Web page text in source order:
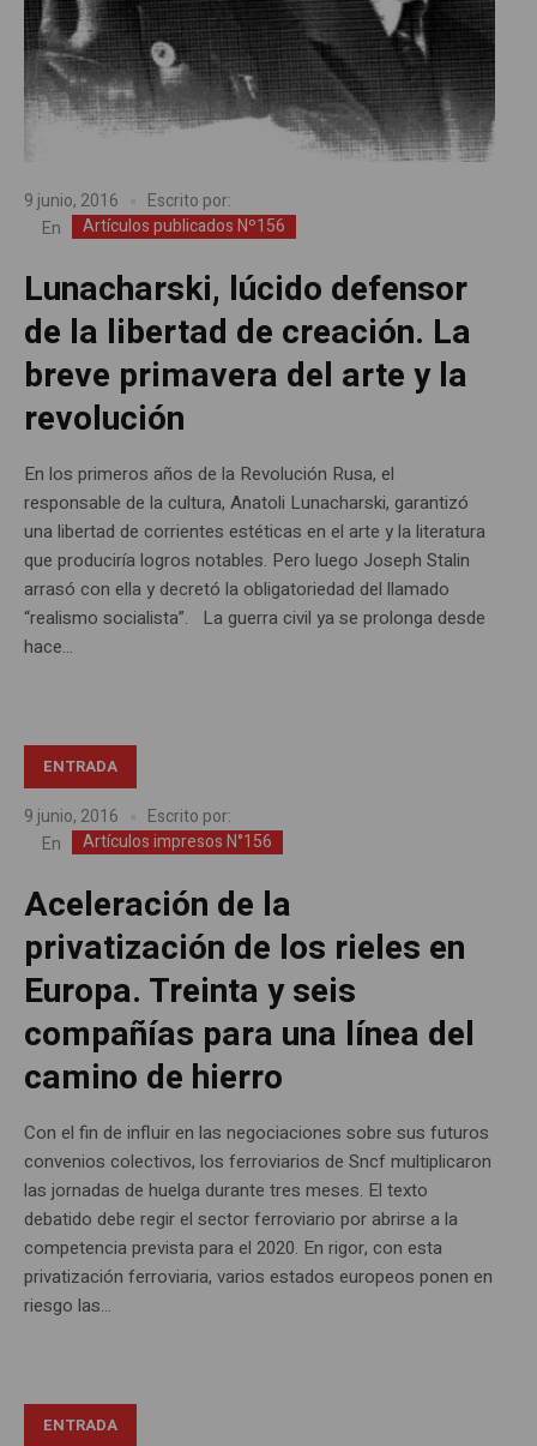
9 junio, 2016
Escrito por:
En
Artículos publicados Nº156
Lunacharski, lúcido defensor
de la libertad de creación. La
breve primavera del arte y la
revolución
En los primeros años de la Revolución Rusa, el
responsable de la cultura, Anatoli Lunacharski, garantizó
una libertad de corrientes estéticas en el arte y la literatura
que produciría logros notables. Pero luego Joseph Stalin
arrasó con ella y decretó la obligatoriedad del llamado
“realismo socialista”. La guerra civil ya se prolonga desde
hace...
ENTRADA
9 junio, 2016
Escrito por:
En
Artículos impresos N°156
Aceleración de la
privatización de los rieles en
Europa. Treinta y seis
compañías para una línea del
camino de hierro
Con el fin de influir en las negociaciones sobre sus futuros
convenios colectivos, los ferroviarios de Sncf multiplicaron
las jornadas de huelga durante tres meses. El texto
debatido debe regir el sector ferroviario por abrirse a la
competencia prevista para el 2020. En rigor, con esta
privatización ferroviaria, varios estados europeos ponen en
riesgo las...
ENTRADA